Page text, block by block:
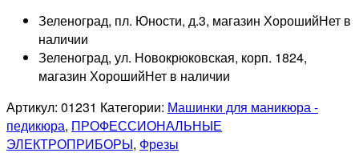
Зеленоград, пл. Юности, д.3, магазин ХорошийНет в
наличии
Зеленоград, ул. Новокрюковская, корп. 1824,
магазин ХорошийНет в наличии
Артикул: 01231 Категории: Машинки для маникюра -
педикюра, ПРОФЕССИОНАЛЬНЫЕ
ЭЛЕКТРОПРИБОРЫ, Фрезы